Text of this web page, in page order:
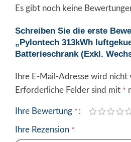
Es gibt noch keine
Schreiben Sie die erste
„Pylontech 313kWh
Batterieschrank (Exkl.
Ihre E-Mail-Adresse wird
Erforderliche Felder sind mit *
Ihre Bewertung *
Ihre Rezension *
Alternative: